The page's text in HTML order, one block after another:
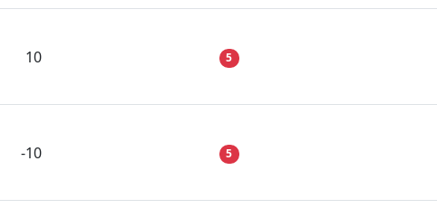
10 5
-10 5